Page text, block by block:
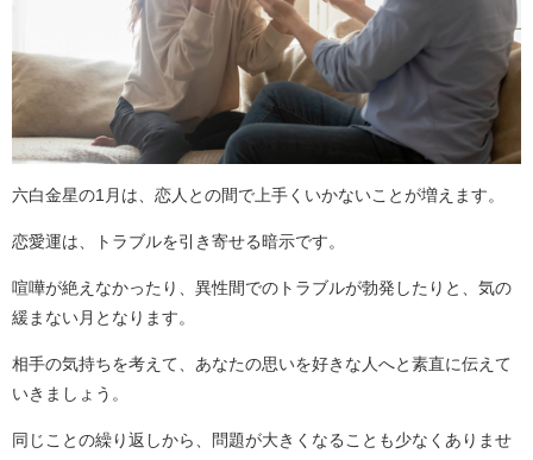
六白金星の1月は、恋人との間で上手くいかないことが増えます。
恋愛運は、トラブルを引き寄せる暗示です。
喧嘩が絶えなかったり、異性間でのトラブルが勃発したりと、気の
緩まない月となります。
相手の気持ちを考えて、あなたの思いを好きな人へと素直に伝えて
いきましょう。
同じことの繰り返しから、問題が大きくなることも少なくありませ